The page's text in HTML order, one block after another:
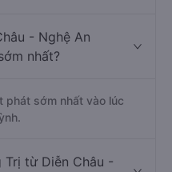
- Nghệ An
nhất?
phát sớm nhất vào lúc
Trị từ Diễn Châu -